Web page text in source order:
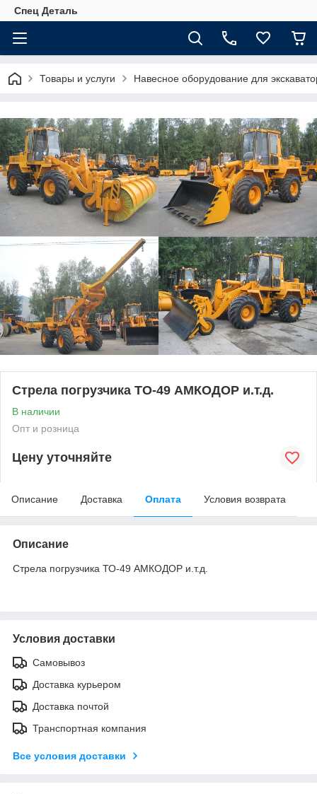
Спец Деталь
Товары и услуги Навесное оборудование для
Стрела погрузчика ТО-49 АМКОДОР и.т.д.
В наличии
Опт и розница
Цену уточняйте
Описание Доставка Оплата Условия возврата
Описание
Стрела погрузчика ТО-49 АМКОДОР и.т.д.
Условия доставки
Самовывоз
Доставка курьером
Доставка почтой
Транспортная компания
Все условия доставки